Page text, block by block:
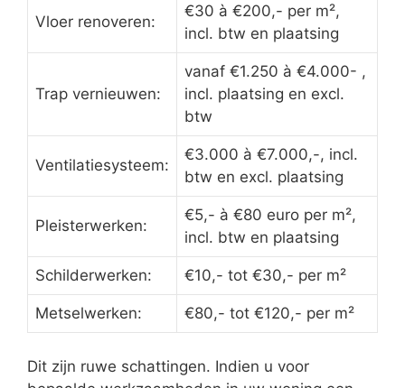
Vloer renoveren:
€30 à €200,- per m²,
incl. btw en plaatsing
Trap vernieuwen:
vanaf €1.250 à €4.000- ,
incl. plaatsing en excl.
btw
Ventilatiesysteem:
€3.000 à €7.000,-, incl.
btw en excl. plaatsing
Pleisterwerken:
€5,- à €80 euro per m²,
incl. btw en plaatsing
Schilderwerken: €10,- tot €30,- per m²
Metselwerken: €80,- tot €120,- per m²
Dit zijn ruwe schattingen. Indien u voor